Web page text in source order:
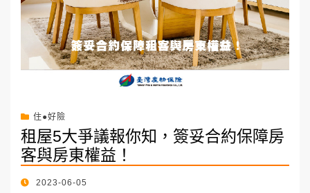
住●好險
租屋5大爭議報你知，簽妥合約保障房
客與房東權益！
POSTED
2023-06-05